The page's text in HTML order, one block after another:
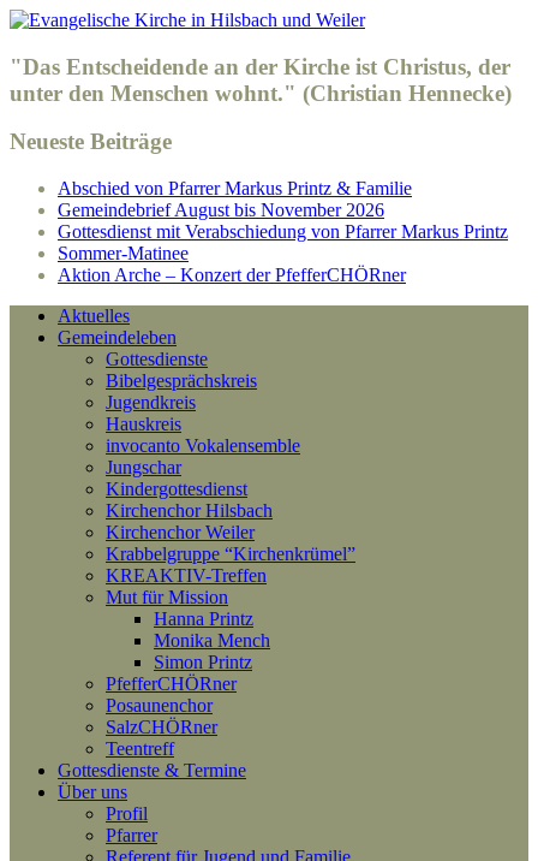
"Das Entscheidende an der Kirche ist Christus, der
unter den Menschen wohnt." (Christian Hennecke)
Neueste Beiträge
Abschied von Pfarrer Markus Printz & Familie
Gemeindebrief August bis November 2026
Gottesdienst mit Verabschiedung von Pfarrer Markus Printz
Sommer-Matinee
Aktion Arche – Konzert der PfefferCHÖRner
Aktuelles
Gemeindeleben
Gottesdienste
Bibelgesprächskreis
Jugendkreis
Hauskreis
invocanto Vokalensemble
Jungschar
Kindergottesdienst
Kirchenchor Hilsbach
Kirchenchor Weiler
Krabbelgruppe “Kirchenkrümel”
KREAKTIV-Treffen
Mut für Mission
Hanna Printz
Monika Mench
Simon Printz
PfefferCHÖRner
Posaunenchor
SalzCHÖRner
Teentreff
Gottesdienste & Termine
Über uns
Profil
Pfarrer